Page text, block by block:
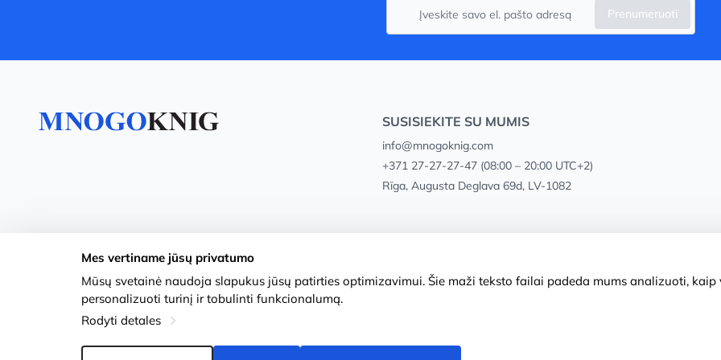
Prenumeruoti
SUSISIEKITE SU MUMIS
info@mnogoknig.com
+371 27-27-27-47(08:00 – 20:00 UTC+2)
Rīga, Augusta Deglava 69d, LV-1082
Mes vertiname jūsų privatumo
Mūsų svetainė naudoja slapukus jūsų patirties optimizavimui. Šie maži teksto failai padeda mums analizuoti,
personalizuoti turinį ir tobulinti funkcionalumą.
Rodyti detales